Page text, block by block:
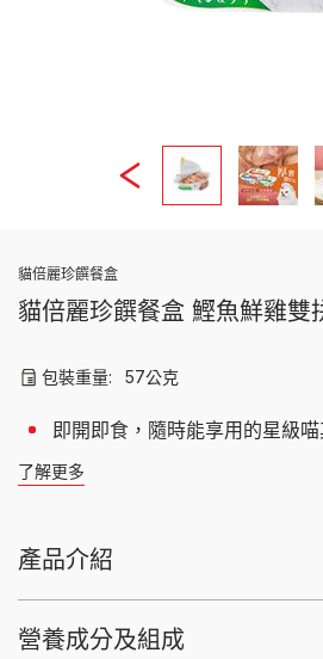
貓倍麗珍饌餐盒
貓倍麗珍饌餐盒 鰹魚鮮雞雙
包裝重量: 57公克
即開即食，隨時能享用的星級
了解更多
產品介紹
營養成分及組成